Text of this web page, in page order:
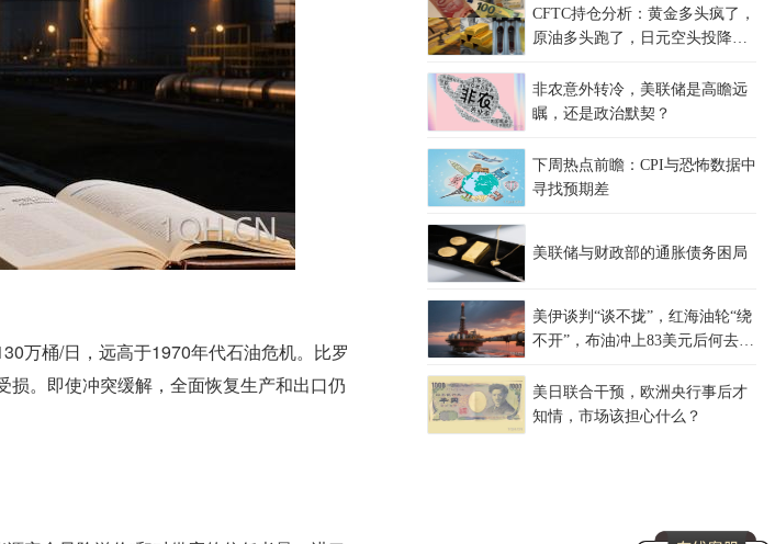
万桶/日，远高于1970年代石油危机。比罗
损。即使冲突缓解，全面恢复生产和出口仍
CFTC持仓分析：黄金多头疯了，
原油多头跑了，日元空头投降
非农意外转冷，美联储是高瞻远
瞩，还是政治默契？
下周热点前瞻：CPI与恐怖数据中
寻找预期差
美联储与财政部的通胀债务困局
美伊谈判“谈不拢”，红海油轮“绕
不开”，布油冲上83美元后何去何
美日联合干预，欧洲央行事后才
知情，市场该担心什么？